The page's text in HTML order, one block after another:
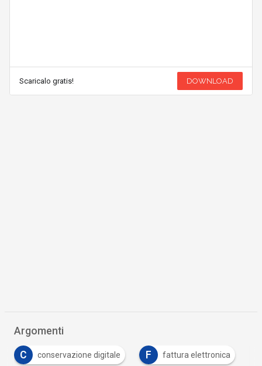
Scaricalo gratis! DOWNLOAD
Argomenti
C conservazione digitale F fattura elettronica